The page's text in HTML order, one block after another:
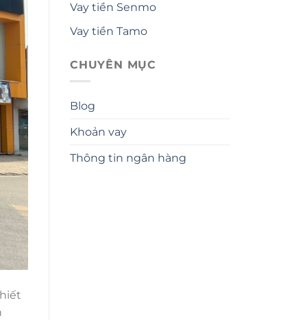
Vay tiền Senmo
Vay tiền Tamo
CHUYÊN MỤC
Blog
Khoản vay
Thông tin ngân hàng